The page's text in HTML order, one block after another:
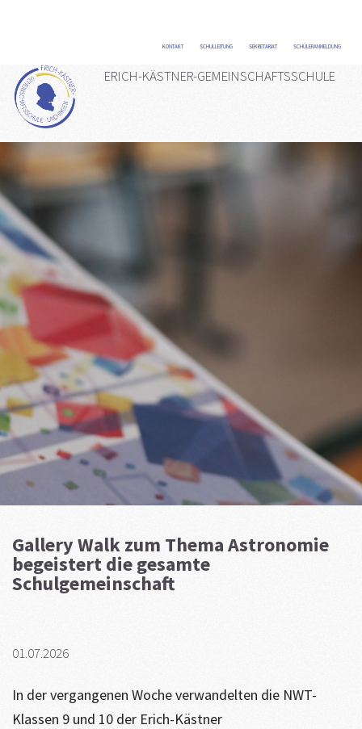
KONTAKT SCHULLEITUNG SEKRETARIAT SCHÜLERANMELDUNG
ERICH-KÄSTNER-GEMEINSCHAFTSSCHULE
Gallery Walk zum Thema Astronomie
begeistert die gesamte
Schulgemeinschaft
01.07.2026
In der vergangenen Woche verwandelten die NWT-
Klassen 9 und 10 der Erich-Kästner